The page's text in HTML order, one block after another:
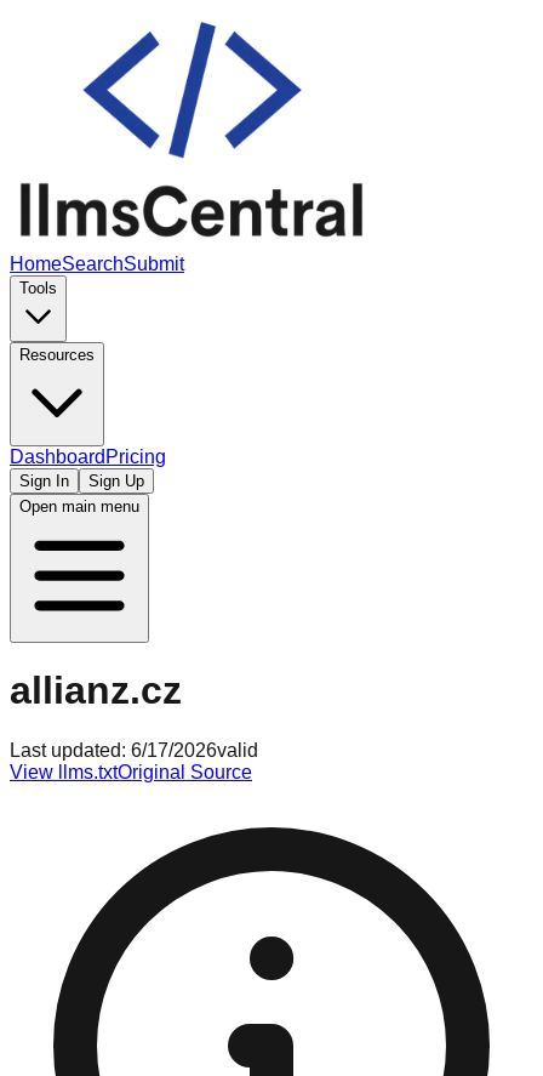
HomeSearchSubmit
Tools
Resources
Dashboard Pricing
Sign In
Sign Up
Open main menu
allianz.cz
Last updated: 6/17/2026valid
View llms.txtOriginal Source